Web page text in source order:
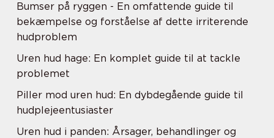
Bumser på ryggen - En omfattende guide til
bekæmpelse og forståelse af dette irriterende
hudproblem
Uren hud hage: En komplet guide til at tackle
problemet
Piller mod uren hud: En dybdegående guide til
hudplejeentusiaster
Uren hud i panden: Årsager, behandlinger og